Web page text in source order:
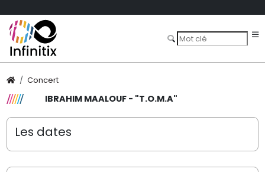
Concert
IBRAHIM MAALOUF - "T.O.M.A"
Les dates